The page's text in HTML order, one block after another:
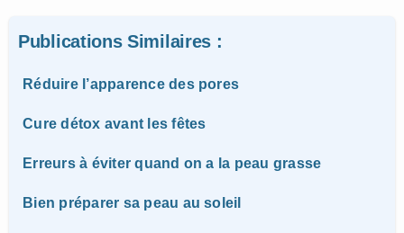
Publications Similaires :
Réduire l’apparence des pores
Cure détox avant les fêtes
Erreurs à éviter quand on a la peau grasse
Bien préparer sa peau au soleil